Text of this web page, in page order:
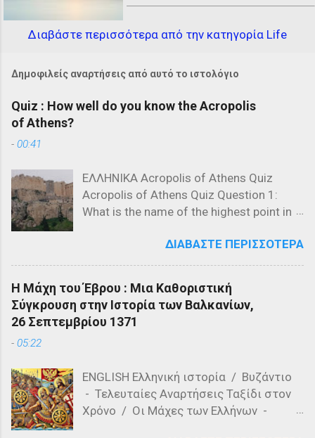
Διαβάστε περισσότερα από την κατηγορία Life
Δημοφιλείς αναρτήσεις από αυτό το ιστολόγιο
Quiz : How well do you know the Acropolis
of Athens?
- 00:41
ΕΛΛΗΝΙΚΑ Acropolis of Athens Quiz
Acropolis of Athens Quiz Question 1:
What is the name of the highest point in
Propylaea c) The Acropolis Hill Question
2: Which of the following is NOT a
structure on the Acropolis? a) The
Parthenon b) The Propylaea c) The
Colosseum Question 3: Who designed
the Parthenon? a) Ictinus and Callicrates
material used in the construction of the
Parthenon? a) Marble b) Granite c)
Limestone Question 5: Which of the
ΔΙΑΒΆΣΤΕ ΠΕΡΙΣΣΌΤΕΡΑ
Η Μάχη του Έβρου : Μια Καθοριστική
Σύγκρουση στην Ιστορία των Βαλκανίων,
26 Σεπτεμβρίου 1371
- 05:22
ENGLISH Ελληνική ιστορία / Βυζάντιο
- Τελευταίες Αναρτήσεις Ταξίδι στον
Χρόνο / Οι Μάχες των Ελλήνων -